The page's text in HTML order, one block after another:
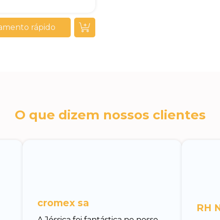
rápido
O que dizem nossos clientes
cromex sa RH